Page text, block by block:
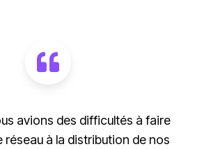
avions des difficultés à faire
réseau à la distribution de nos